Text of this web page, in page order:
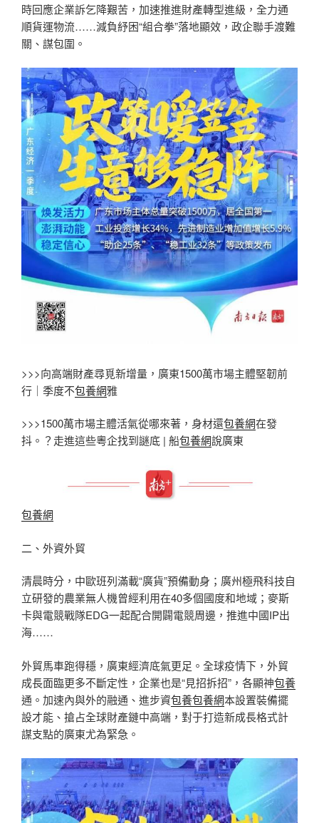
時回應企業訴乞降艱苦，加速推進財產轉型進級，全力通
順貨運物流……減負紓困“組合拳”落地顯效，政企聯手渡難
關、謀包圍。
>>>向高端財產尋覓新增量，廣東1500萬市場主體堅韌前
行｜季度不包養網雅
>>>1500萬市場主體活氣從哪來著，身材還包養網在發
抖。？走進這些粵企找到謎底 | 船包養網說廣東
包養網
二、外資外貿
清晨時分，中歐班列滿載“廣貨”預備動身；廣州極飛科技自
立研發的農業無人機曾經利用在40多個國度和地域；麥斯
卡與電競戰隊EDG一起配合開闢電競周邊，推進中國IP出
海……
外貿馬車跑得穩，廣東經濟底氣更足。全球疫情下，外貿
成長面臨更多不斷定性，企業也是“見招拆招”，各顯神包養
通。加速內與外的融通、進步資包養包養網本設置裝備擺
設才能、搶占全球財產鏈中高端，對于打造新成長格式計
謀支點的廣東尤為緊急。